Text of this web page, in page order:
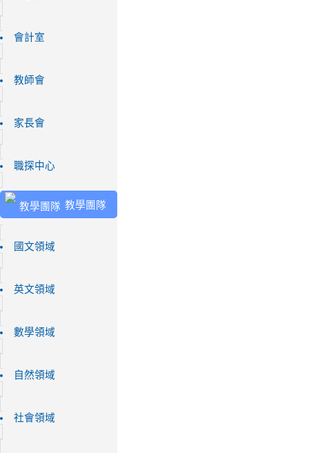
會計室
教師會
家長會
職探中心
教學團隊
國文領域
英文領域
數學領域
自然領域
社會領域